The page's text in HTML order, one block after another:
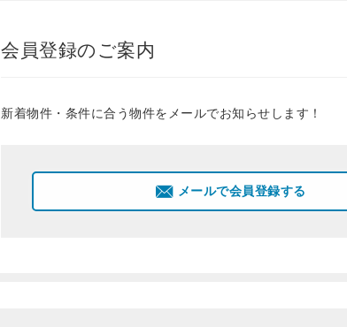
会員登録のご案内
新着物件・条件に合う物件をメールでお知らせします！
メールで会員登録する